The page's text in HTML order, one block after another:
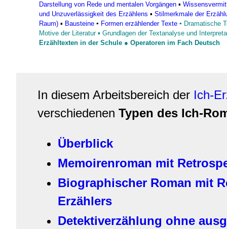
Darstellung von Rede und mentalen Vorgängen ▪
und Unzuverlässigkeit des Erzählens ▪ Stilmerkmale der
Raum) ▪ Bausteine ▪ Formen erzählender Texte ▪ Dramatische
Motive der Literatur▪ Grundlagen der Textanalyse und
Erzähltexten in der Schule ● Operatoren im Fach Deutsch
In diesem Arbeitsbereich der Ich-
verschiedenen Typen des Ich-
Überblick
Memoirenroman mit
Biographischer Roman mit
Erzählers
Detektiverzählung ohne